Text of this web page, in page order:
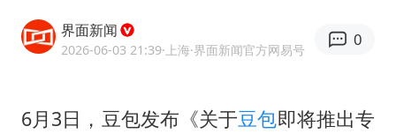
5万元以下微型代步车集体遇冷
费大厨口号更改 不再宣传小炒肉大王
界面新闻
2026-06-03 21:39·上海·界面新闻官方网易号
0
6月3日，豆包发布《关于豆包即将推出专